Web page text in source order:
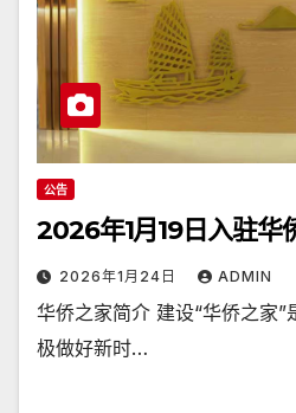
公告
2026年1月19日入驻华
2026年1月24日 ADMIN
华侨之家简介 建设“华侨之家”
极做好新时…